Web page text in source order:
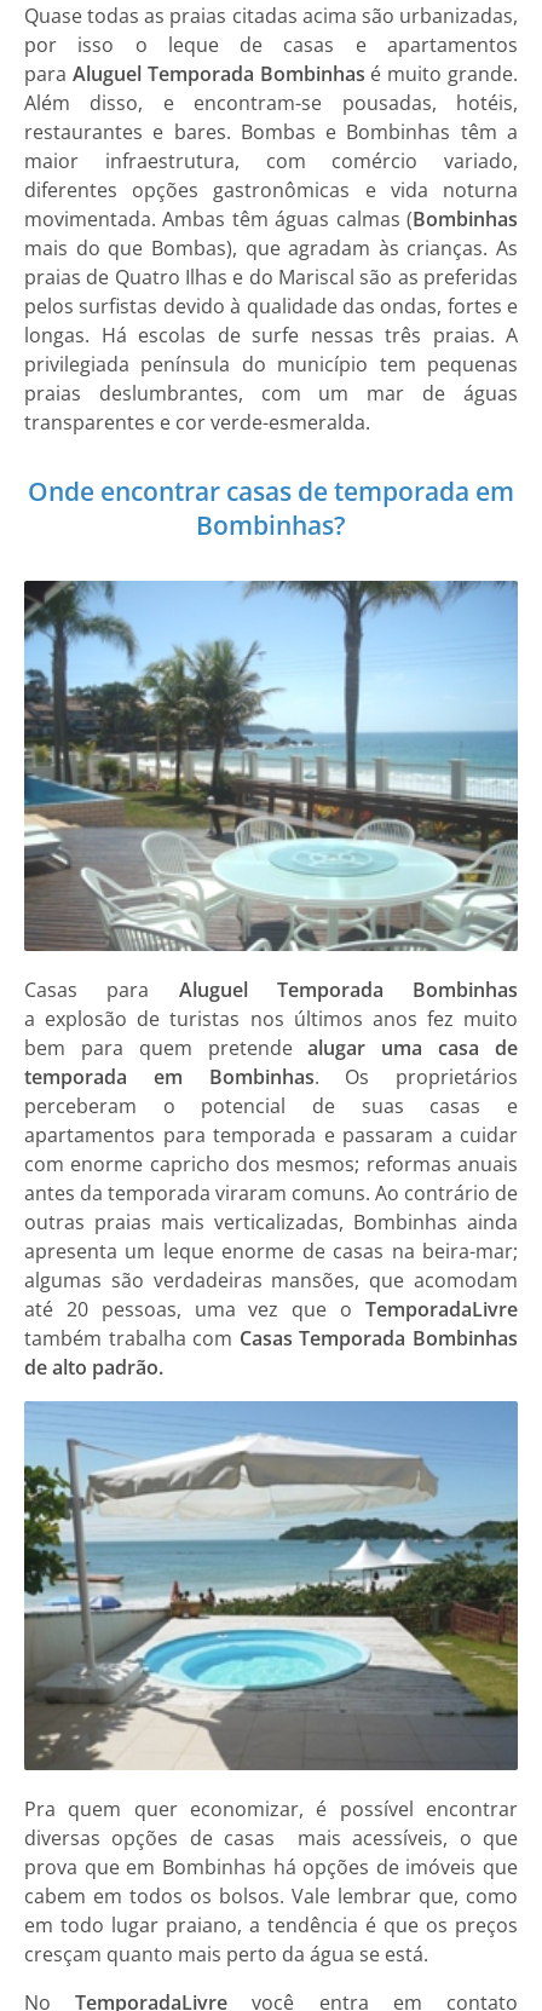
Quase todas as praias citadas acima são urbanizadas,
por isso o leque de casas e apartamentos
para Aluguel Temporada Bombinhas é muito grande.
Além disso, e encontram-se pousadas, hotéis,
restaurantes e bares. Bombas e Bombinhas têm a
maior infraestrutura, com comércio variado,
diferentes opções gastronômicas e vida noturna
movimentada. Ambas têm águas calmas (Bombinhas
mais do que Bombas), que agradam às crianças. As
praias de Quatro Ilhas e do Mariscal são as preferidas
pelos surfistas devido à qualidade das ondas, fortes e
longas. Há escolas de surfe nessas três praias. A
privilegiada península do município tem pequenas
praias deslumbrantes, com um mar de águas
transparentes e cor verde-esmeralda.
Onde encontrar casas de temporada em
Bombinhas?
Casas para Aluguel Temporada Bombinhas
a explosão de turistas nos últimos anos fez muito
bem para quem pretendealugar uma casa de
temporada em Bombinhas. Os proprietários
perceberam o potencial de suas casas e
apartamentos para temporada e passaram a cuidar
com enorme capricho dos mesmos; reformas anuais
antes da temporada viraram comuns. Ao contrário de
outras praias mais verticalizadas, Bombinhas ainda
apresenta um leque enorme de casas na beira-mar;
algumas são verdadeiras mansões, que acomodam
até 20 pessoas, uma vez que o TemporadaLivre
também trabalha com Casas Temporada Bombinhas
de alto padrão.
Pra quem quer economizar, é possível encontrar
diversas opções de casas mais acessíveis, o que
prova que em Bombinhas há opções de imóveis que
cabem em todos os bolsos. Vale lembrar que, como
em todo lugar praiano, a tendência é que os preços
cresçam quanto mais perto da água se está.
NoTemporadaLivrevocê entra em contato